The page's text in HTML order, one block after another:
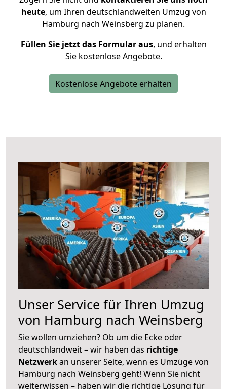
heute, um Ihren deutschlandweiten Umzug von
Hamburg nach Weinsberg zu planen.
Füllen Sie jetzt das Formular aus, und erhalten
Sie kostenlose Angebote.
Kostenlose Angebote erhalten
Unser Service für Ihren Umzug
von Hamburg nach Weinsberg
Sie wollen umziehen? Ob um die Ecke oder
deutschlandweit – wir haben das richtige
Netzwerkan unserer Seite, wenn es Umzüge von
Hamburg nach Weinsberg geht! Wenn Sie nicht
weiterwissen – haben wir die richtige Lösung für